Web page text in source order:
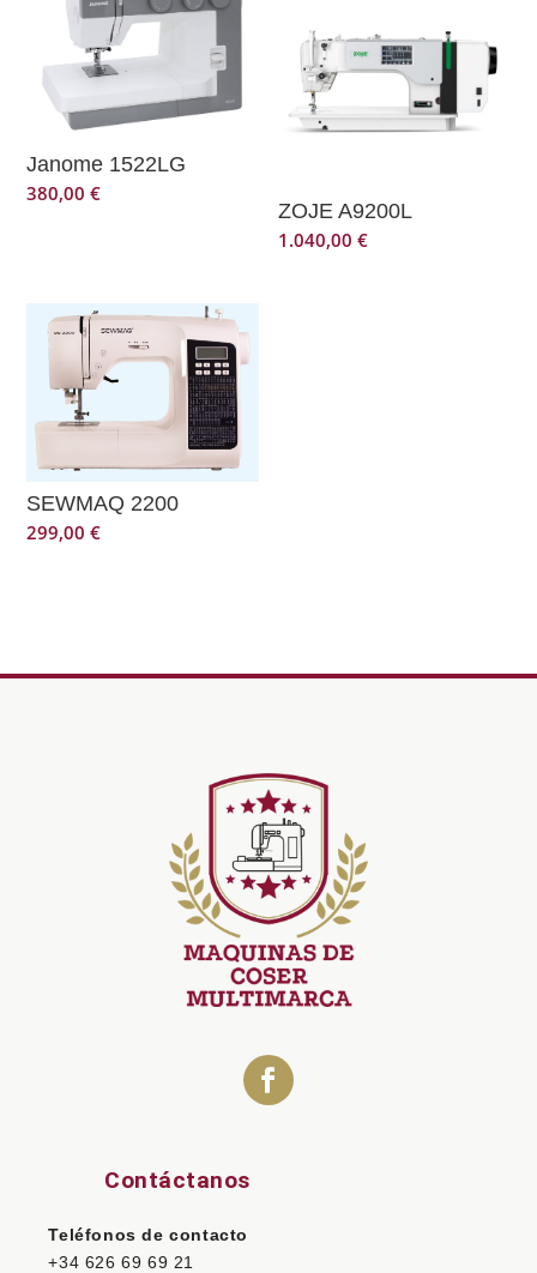
Janome 1522LG
380,00€
ZOJE A9200L
1.040,00€
SEWMAQ 2200
299,00€
Contáctanos
Teléfonos de contacto
+34 626 69 69 21